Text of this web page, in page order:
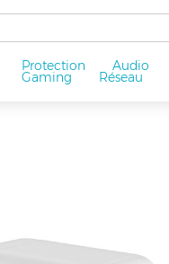
Protection Audio
Gaming Réseau